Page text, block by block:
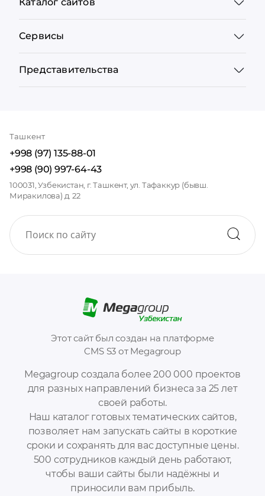
Megagroup создала более 200 000 проектов
для разных направлений бизнеса за 25 лет
своей работы.
Наш каталог готовых тематических сайтов,
позволяет нам запускать сайты в короткие
сроки и сохранять для вас доступные цены.
500 сотрудников каждый день работают,
чтобы ваши сайты были надёжны и
приносили вам прибыль.
Этот сайт был создан на платформе
CMS S3 от Megagroup
Сервисы
Представительства
Ташкент
+998 (97) 135-88-01
+998 (90) 997-64-43
100031, Узбекистан, г. Ташкент, ул. Тафаккур (бывш.
Миракилова) д. 22